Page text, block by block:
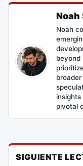
Noah
Noah
beyond
insights
pivotal
SIGUIENTE